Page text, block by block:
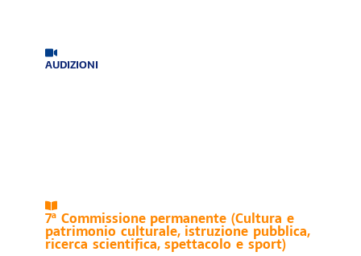
AUDIZIONI
7ª Commissione permanente (Cultura e
patrimonio culturale, istruzione pubblica,
ricerca scientifica, spettacolo e sport)